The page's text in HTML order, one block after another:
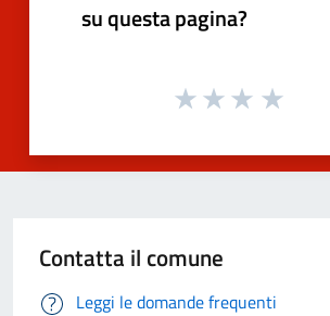
su questa pagina?
Contatta il comune
Leggi le domande frequenti